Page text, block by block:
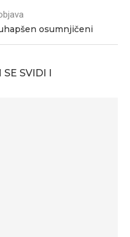
osumnjičeni
SVIDI I